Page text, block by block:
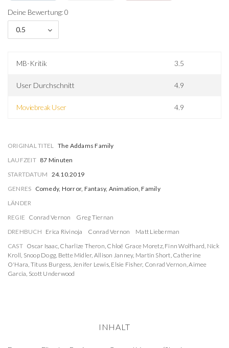
Deine Bewertung: 0
0.5
MB-Kritik 3.5
User Durchschnitt 4.9
Moviebreak User 4.9
ORIGINAL TITEL The Addams Family
LAUFZEIT 87 Minuten
STARTDATUM 24.10.2019
GENRES Comedy, Horror, Fantasy, Animation, Family
LÄNDER
REGIE Conrad Vernon
Greg Tiernan
DREHBUCH Erica Rivinoja Conrad Vernon
Matt Lieberman
CAST Oscar Isaac, Charlize Theron, Chloë Grace Moretz, Finn Wolfhard, Nick
Kroll, Snoop Dogg, Bette Midler, Allison Janney, Martin Short, Catherine
O'Hara, Tituss Burgess, Jenifer Lewis, Elsie Fisher, Conrad Vernon,Aimee
Garcia, Scott Underwood
INHALT